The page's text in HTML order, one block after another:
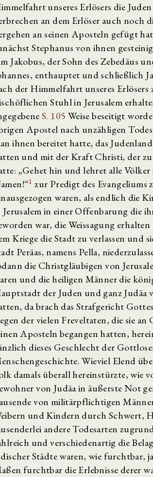
unseres Erlösers die
an dem Erlöser auch noch
an seinen Aposteln gefügt
Stephanus von ihnen
Jakobus, der Sohn des Zebedäus
enthauptet und schließlich
der Himmelfahrt unseres Erlösers
Stuhl in Jerusalem
S. 105 Weise beseitigt
Apostel nach unzähligen
ihnen bereitet hatte, das
und mit der Kraft Christi, der zu
„Gehet hin und lehret alle Völker
1 zur Predigt des Evangeliums
waren, als endlich die
Jerusalem in einer Offenbarung die
war, die Weissagung
Kriege die Stadt zu verlassen und
Peräas, namens Pella,
die Christgläubigen von
und die heiligen Männer die
der Juden und ganz Judäa
da brach das Strafgericht
der vielen Freveltaten, die sie
Aposteln begangen hatten,
dieses Geschlecht der
Wieviel Elend
damals überall hereinstürzte, wie
von Judäa in äußerste Not
von militärpflichtigen
und Kindern durch Schwert,
andere Todesarten
und verschiedenartig die
Städte waren, wie furchtbar,
furchtbar die Erlebnisse derer